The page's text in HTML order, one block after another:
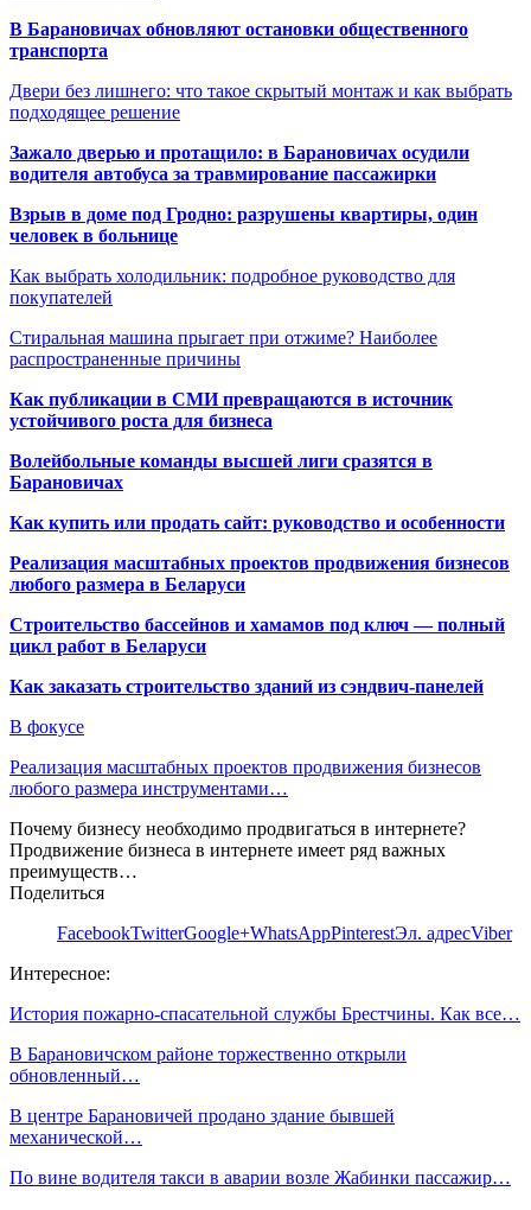
В Барановичах обновляют остановки общественного
транспорта
Двери без лишнего: что такое скрытый монтаж и как выбрать
подходящее решение
Зажало дверью и протащило: в Барановичах осудили
водителя автобуса за травмирование пассажирки
Взрыв в доме под Гродно: разрушены квартиры, один
человек в больнице
Как выбрать холодильник: подробное руководство для
покупателей
Стиральная машина прыгает при отжиме? Наиболее
распространенные причины
Как публикации в СМИ превращаются в источник
устойчивого роста для бизнеса
Волейбольные команды высшей лиги сразятся в
Барановичах
Как купить или продать сайт: руководство и особенности
Реализация масштабных проектов продвижения бизнесов
любого размера в Беларуси
Строительство бассейнов и хамамов под ключ — полный
цикл работ в Беларуси
Как заказать строительство зданий из сэндвич-панелей
В фокусе
Реализация масштабных проектов продвижения бизнесов
любого размера инструментами…
Почему бизнесу необходимо продвигаться в интернете?
Продвижение бизнеса в интернете имеет ряд важных
преимуществ…
Поделиться
FacebookTwitterGoogle+WhatsAppPinterestЭл. адресViber
Интересное:
История пожарно-спасательной службы Брестчины. Как все…
В Барановичском районе торжественно открыли
обновленный…
В центре Барановичей продано здание бывшей
механической…
По вине водителя такси в аварии возле Жабинки пассажир…